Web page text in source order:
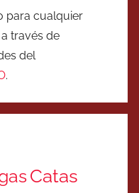
para cualquier
través de
del
.
Catas